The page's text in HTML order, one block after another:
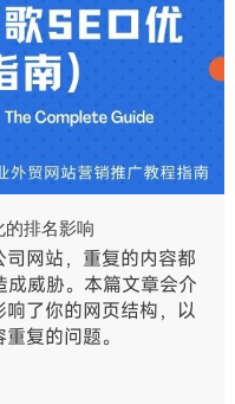
的排名影响
网站，重复的内容都
威胁。本篇文章会介
了你的网页结构，以
复的问题。